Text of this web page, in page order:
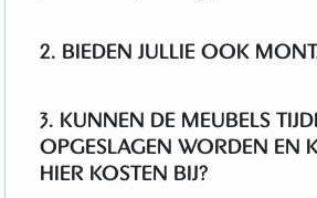
2. BIEDEN JULLIE OOK
3. KUNNEN DE MEUBELS
OPGESLAGEN WORDEN EN
HIER KOSTEN BIJ?